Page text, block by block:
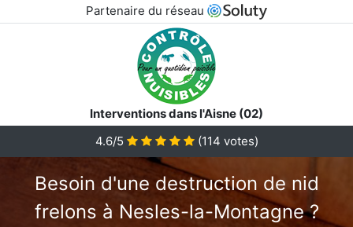
Partenaire du réseau
Interventions dans l'Aisne (02)
4.6/5 (114 votes)
Besoin d'une destruction de nid
frelons à Nesles-la-Montagne ?